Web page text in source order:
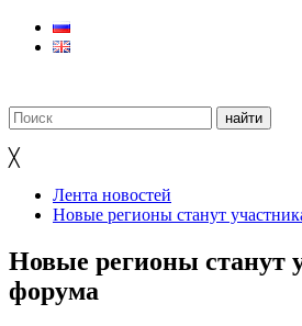
╳
Лента новостей
Новые регионы станут
Новые регионы станут
форума